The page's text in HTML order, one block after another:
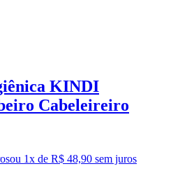
KINDI
Cabeleireiro
ou 1x de R$ 48,90 sem juros